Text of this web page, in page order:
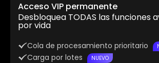
Acceso VIP permanente
Desbloquea TODAS las funciones
por vida
Cola de procesamiento prioritario
Carga por lotes NUEVO